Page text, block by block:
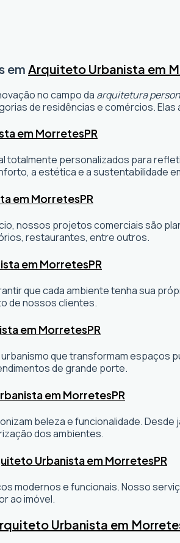
em Arquiteto Urbanista em
no campo da arquitetura
de residências e comércios.
em MorretesPR
personalizados para
a estética e a sustentabilidade
em MorretesPR
, nossos projetos comerciais são
restaurantes, entre outros.
em MorretesPR
que cada ambiente tenha sua
de nossos clientes.
em MorretesPR
que transformam espaços
de grande porte.
em MorretesPR
beleza e funcionalidade.
dos ambientes.
Urbanista em MorretesPR
modernos e funcionais. Nosso
ao imóvel.
Urbanista em